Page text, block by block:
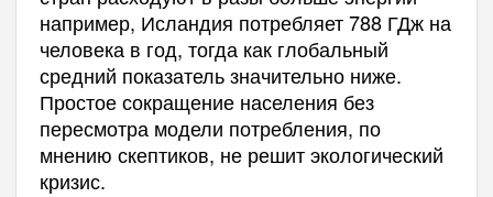
например, Исландия потребляет 788 ГДж на
человека в год, тогда как глобальный
средний показатель значительно ниже.
Простое сокращение населения без
пересмотра модели потребления, по
мнению скептиков, не решит экологический
кризис.